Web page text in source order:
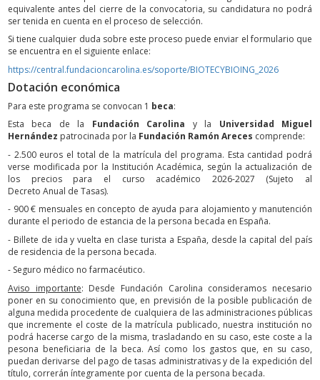
equivalente antes del cierre de la convocatoria, su candidatura no podrá
ser tenida en cuenta en el proceso de selección.
Si tiene cualquier duda sobre este proceso puede enviar el formulario que
se encuentra en el siguiente enlace:
https://central.fundacioncarolina.es/soporte/BIOTECYBIOING_2026
Dotación económica
Para este programa se convocan 1 beca:
Esta beca de la Fundación Carolina y la Universidad Miguel
Hernández patrocinada por la Fundación Ramón Areces comprende:
- 2.500 euros el total de la matrícula del programa. Esta cantidad podrá
verse modificada por la Institución Académica, según la actualización de
los precios para el curso académico 2026-2027 (Sujeto al
Decreto Anual de Tasas).
- 900 € mensuales en concepto de ayuda para alojamiento y manutención
durante el periodo de estancia de la persona becada en España.
- Billete de ida y vuelta en clase turista a España, desde la capital del país
de residencia de la persona becada.
- Seguro médico no farmacéutico.
Aviso importante: Desde Fundación Carolina consideramos necesario
poner en su conocimiento que, en previsión de la posible publicación de
alguna medida procedente de cualquiera de las administraciones públicas
que incremente el coste de la matrícula publicado, nuestra institución no
podrá hacerse cargo de la misma, trasladando en su caso, este coste a la
pesona beneficiaria de la beca. Así como los gastos que, en su caso,
puedan derivarse del pago de tasas administrativas y de la expedición del
título, correrán íntegramente por cuenta de la persona becada.